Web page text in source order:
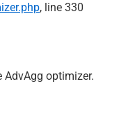
, line 330
AdvAgg optimizer.